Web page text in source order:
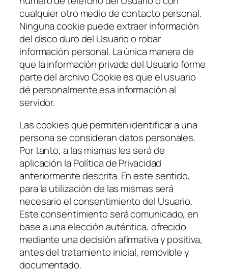
cualquier otro medio de contacto personal.
Ninguna cookie puede extraer información
del disco duro del Usuario o robar
información personal. La única manera de
que la información privada del Usuario forme
parte del archivo Cookie es que el usuario
dé personalmente esa información al
servidor.
Las cookies que permiten identificar a una
persona se consideran datos personales.
Por tanto, a las mismas les será de
aplicación la Política de Privacidad
anteriormente descrita. En este sentido,
para la utilización de las mismas será
necesario el consentimiento del Usuario.
Este consentimiento será comunicado, en
base a una elección auténtica, ofrecido
mediante una decisión afirmativa y positiva,
antes del tratamiento inicial, removible y
documentado.